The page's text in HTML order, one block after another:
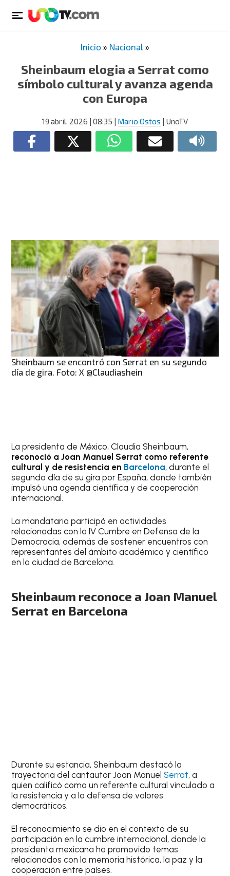
Inicio » Nacional »
Sheinbaum elogia a Serrat como
símbolo cultural y avanza agenda
con Europa
19 abril, 2026 | 08:35 | Mario Ostos | UnoTV
Sheinbaum se encontró con Serrat en su segundo
día de gira. Foto: X @Claudiashein
La presidenta de México, Claudia Sheinbaum,
reconoció a Joan Manuel Serrat como referente
cultural y de resistencia en Barcelona, durante el
segundo día de su gira por España, donde también
impulsó una agenda científica y de cooperación
internacional.
La mandataria participó en actividades
relacionadas con la IV Cumbre en Defensa de la
Democracia, además de sostener encuentros con
representantes del ámbito académico y científico
en la ciudad de Barcelona.
Sheinbaum reconoce a Joan Manuel
Serrat en Barcelona
Durante su estancia, Sheinbaum destacó la
trayectoria del cantautor Joan ManuelSerrat, a
quien calificó como un referente cultural vinculado a
la resistencia y a la defensa de valores
democráticos.
El reconocimiento se dio en el contexto de su
participación en la cumbre internacional, donde la
presidenta mexicana ha promovido temas
relacionados con la memoria histórica, la paz y la
cooperación entre países.